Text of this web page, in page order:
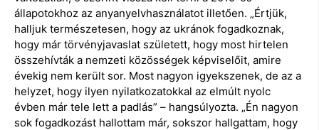
állapotokhoz az anyanyelvhasználatot illetően. „Értjük,
halljuk természetesen, hogy az ukránok fogadkoznak,
hogy már törvényjavaslat született, hogy most hirtelen
összehívták a nemzeti közösségek képviselőit, amire
évekig nem került sor. Most nagyon igyekszenek, de az a
helyzet, hogy ilyen nyilatkozatokkal az elmúlt nyolc
évben már tele lett a padlás” – hangsúlyozta. „Én nagyon
sok fogadkozást hallottam már, sokszor hallgattam, hogy